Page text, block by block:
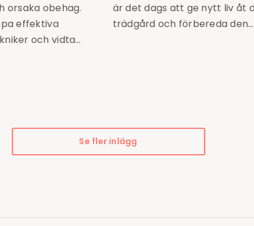
orsaka obehag.
effektiva
och vidta…
är det dags att ge nytt liv åt
trädgård och förbereda den…
Se fler inlägg